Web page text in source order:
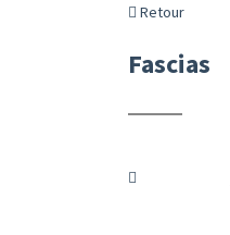
Retour
Fascias